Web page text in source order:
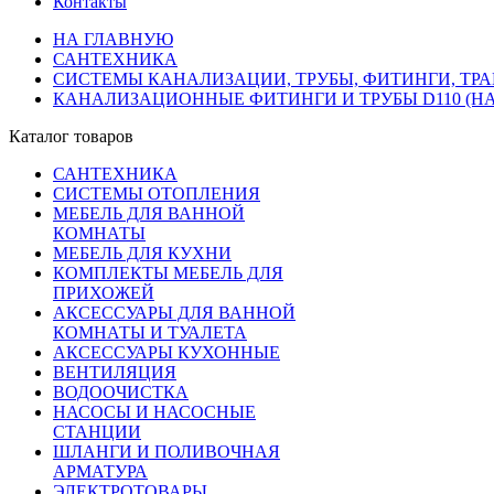
НА ГЛАВНУЮ
САНТЕХНИКА
СИСТЕМЫ КАНАЛИЗАЦИИ, ТРУБЫ, ФИТИНГИ,
КАНАЛИЗАЦИОННЫЕ ФИТИНГИ И ТРУБЫ D110
Каталог товаров
САНТЕХНИКА
СИСТЕМЫ ОТОПЛЕНИЯ
МЕБЕЛЬ ДЛЯ ВАННОЙ
КОМНАТЫ
МЕБЕЛЬ ДЛЯ КУХНИ
КОМПЛЕКТЫ МЕБЕЛЬ ДЛЯ
ПРИХОЖЕЙ
АКСЕССУАРЫ ДЛЯ ВАННОЙ
КОМНАТЫ И ТУАЛЕТА
АКСЕССУАРЫ КУХОННЫЕ
ВЕНТИЛЯЦИЯ
ВОДООЧИСТКА
НАСОСЫ И НАСОСНЫЕ
СТАНЦИИ
ШЛАНГИ И ПОЛИВОЧНАЯ
АРМАТУРА